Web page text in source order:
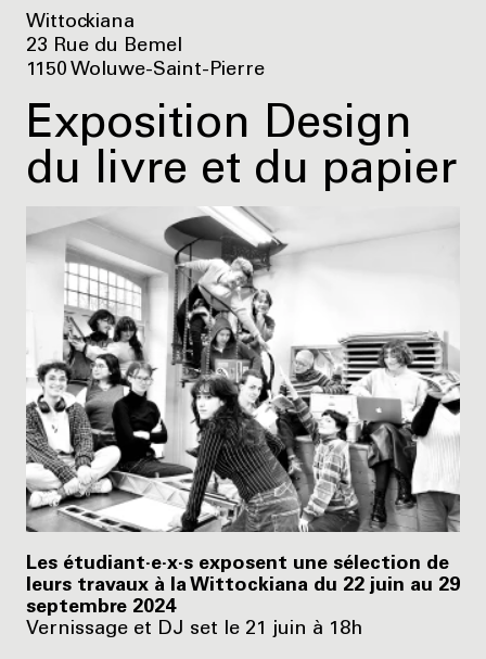
Wittockiana
23 Rue du Bemel
1150 Woluwe-Saint-Pierre
Exposition Design
du livre et du papier
Les étudiant·e·x·s exposent une sélection de
leurs travaux à la Wittockiana du 22 juin au 29
septembre 2024
Vernissage et DJ set le 21 juin à 18h